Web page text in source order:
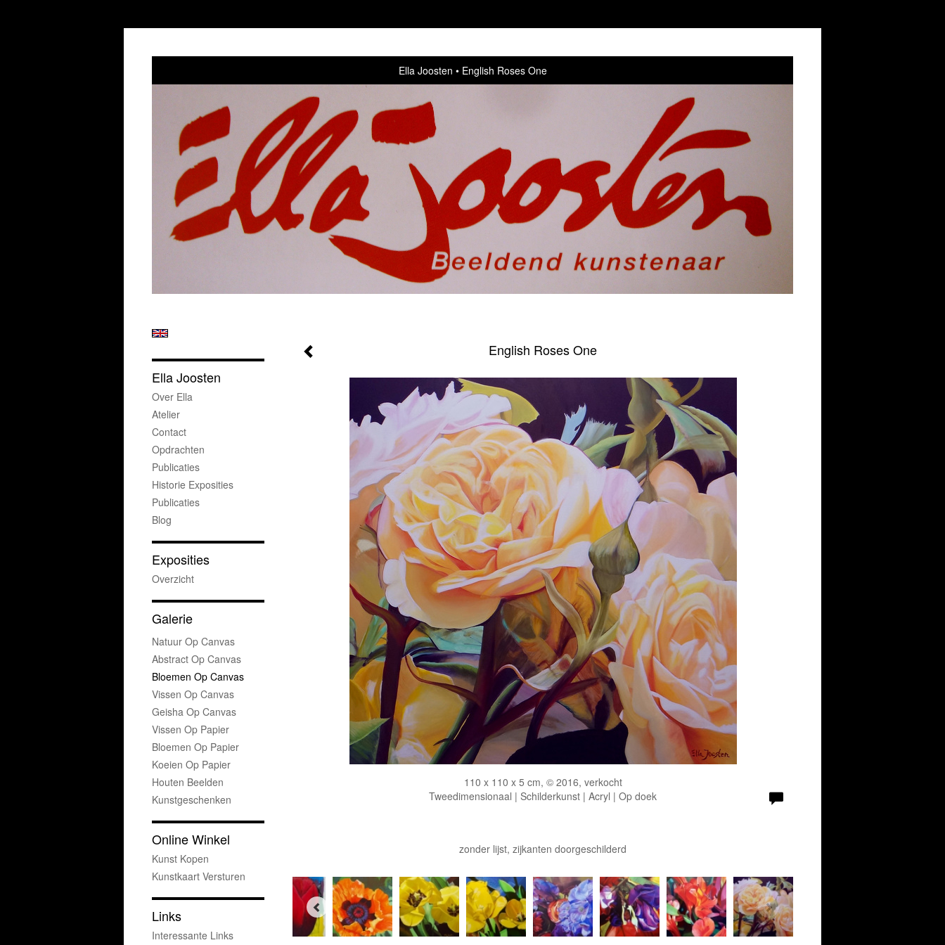
Ella Joosten English Roses One
English Roses One
110 x 110 x 5 cm, © 2016, verkocht
Tweedimensionaal | Schilderkunst | Acryl | Op doek
zonder lijst, zijkanten doorgeschilderd
Ella Joosten
Over Ella
Atelier
Contact
Opdrachten
Publicaties
Historie Exposities
Publicaties
Blog
Exposities
Overzicht
Galerie
Natuur Op Canvas
Abstract Op Canvas
Bloemen Op Canvas
Vissen Op Canvas
Geisha Op Canvas
Vissen Op Papier
Bloemen Op Papier
Koeien Op Papier
Houten Beelden
Kunstgeschenken
Online Winkel
Kunst Kopen
Kunstkaart Versturen
Links
Interessante Links